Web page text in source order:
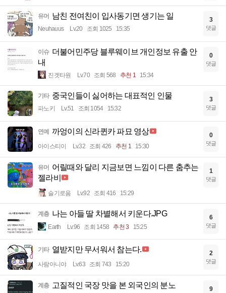
유머 남친 전여친이 입사동기면 생기는 일
Neuhauus Lv.20 조회 1025 15:35
3
댓글
이슈 더불어민주당 블루웨이브 개인정보 유출 안
내
진겟타원 Lv.70 조회 568 추천 1 15:34
0
댓글
기타 중국인들이 싫어하는 대표적인 인물
파노키 Lv.51 조회 1054 15:32
3
댓글
연예 까엉이의 신라퀸카 파묘 영상
아이스티이 Lv.32 조회 426 추천 1 15:30
0
댓글
유머 어릴때와 달리 지금보면 느낌이 다른 춤추는
젤라비
슬기로움 Lv.92 조회 416 15:29
1
댓글
계층 나는 아들 딸 차별해서 키운다.JPG
Earth Lv.96 조회 1458 추천 3 15:25
6
댓글
기타 열받지만 무서워서 참는다.
사람아니야 Lv.63 조회 743 15:20
2
댓글
계층 고질적인 국장 맛을 본 외국인의 분노 9